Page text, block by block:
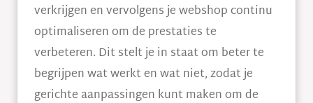
verkrijgen en vervolgens je webshop continu
optimaliseren om de prestaties te
verbeteren. Dit stelt je in staat om beter te
begrijpen wat werkt en wat niet, zodat je
gerichte aanpassingen kunt maken om de